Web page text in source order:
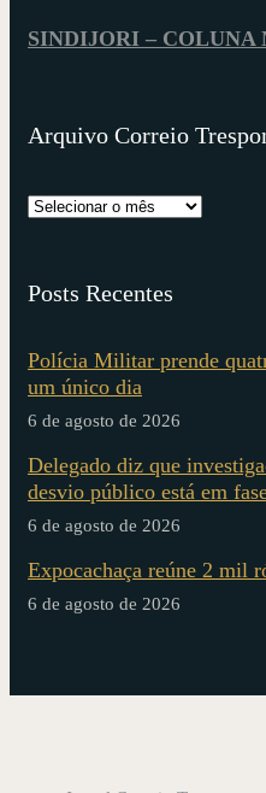
SINDIJORI – COLUNA
Arquivo Correio
Posts Recentes
Polícia Militar prende
um único dia
6 de agosto de 2026
Delegado diz que
desvio público está em
6 de agosto de 2026
Expocachaça reúne 2 mil
6 de agosto de 2026